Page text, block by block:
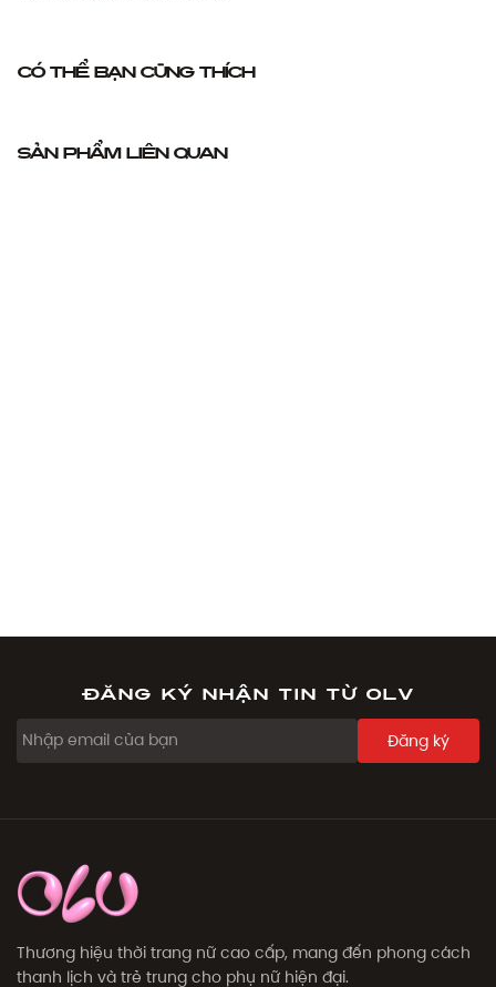
Có thể bạn cũng thích
Sản phẩm liên quan
Đăng ký nhận tin từ OLV
Đăng ký
Thương hiệu thời trang nữ cao cấp, mang đến phong cách
thanh lịch và trẻ trung cho phụ nữ hiện đại.